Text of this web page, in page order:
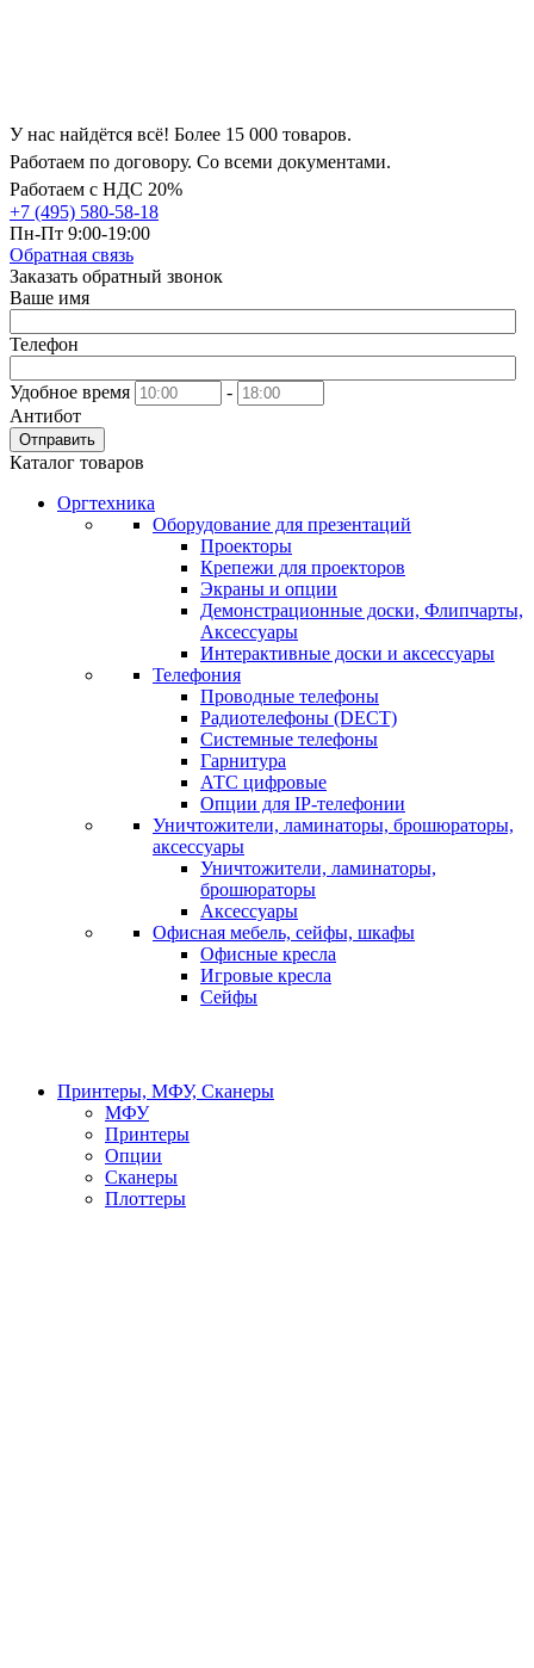
У нас найдётся всё! Более 15 000 товаров.
Работаем по договору. Со всеми документами.
Работаем с НДС 20%
+7 (495) 580-58-18
Пн-Пт 9:00-19:00
Обратная связь
Заказать обратный звонок
Ваше имя
Телефон
Удобное время
-
Антибот
Отправить
Каталог товаров
Оргтехника
Оборудование для презентаций
Проекторы
Крепежи для проекторов
Экраны и опции
Демонстрационные доски, Флипчарты,
Аксессуары
Интерактивные доски и аксессуары
Телефония
Проводные телефоны
Радиотелефоны (DECT)
Системные телефоны
Гарнитура
АТС цифровые
Опции для IP-телефонии
Уничтожители, ламинаторы, брошюраторы,
аксессуары
Уничтожители, ламинаторы,
брошюраторы
Аксессуары
Офисная мебель, сейфы, шкафы
Офисные кресла
Игровые кресла
Сейфы
Принтеры, МФУ, Сканеры
МФУ
Принтеры
Опции
Сканеры
Плоттеры